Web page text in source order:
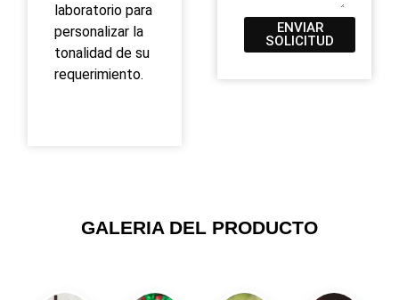
laboratorio para
personalizar la
tonalidad de su
requerimiento.
ENVIAR
SOLICITUD
GALERIA DEL PRODUCTO